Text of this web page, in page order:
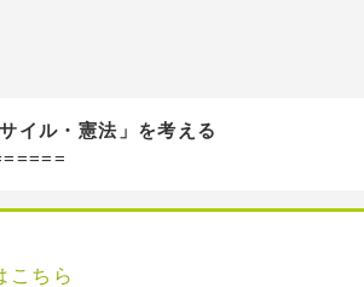
イル・憲法」を考える
こちら